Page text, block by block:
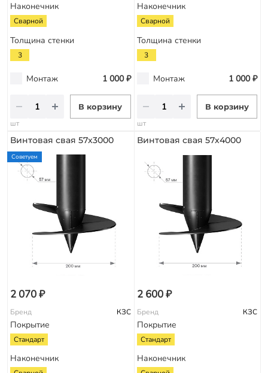
Наконечник
Сварной
Толщина стенки
3
Монтаж 1 000 ₽
В корзину
шт
Наконечник
Сварной
Толщина стенки
3
Монтаж 1 000 ₽
В корзину
шт
Винтовая свая 57х3000
Советуем
2 070 ₽
Бренд КЗС
Покрытие
Стандарт
Наконечник
Винтовая свая 57х4000
2 600 ₽
Бренд КЗС
Покрытие
Стандарт
Наконечник